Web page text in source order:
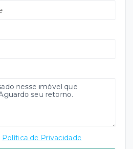
Política de Privacidade